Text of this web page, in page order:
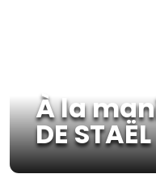
À la
DE STAËL